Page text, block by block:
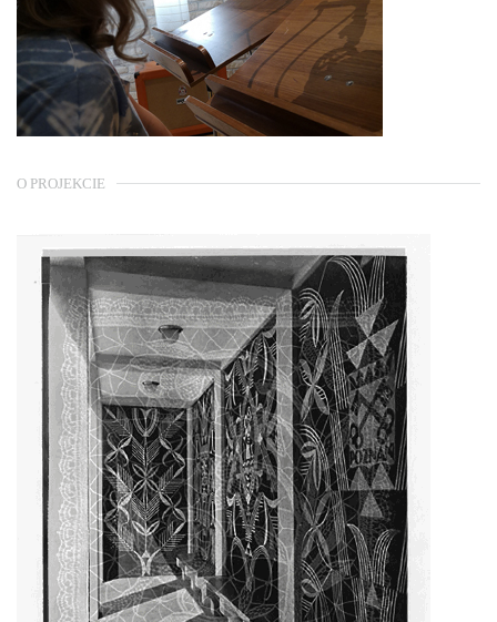
O PROJEKCIE